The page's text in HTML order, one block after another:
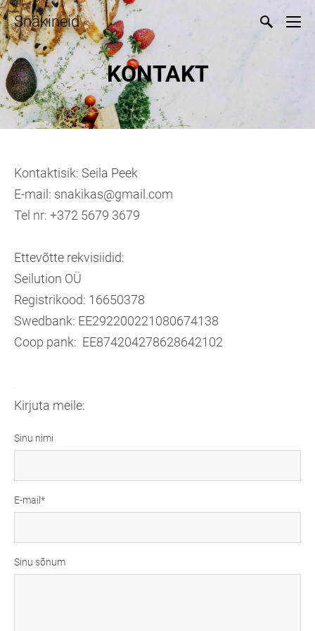
Snäkineid
KONTAKT
Kontaktisik: Seila Peek
E-mail: snakikas@gmail.com
Tel nr: +372 5679 3679
Ettevõtte rekvisiidid:
Seilution OÜ
Registrikood: 16650378
Swedbank: EE292200221080674138
Coop pank: EE874204278628642102
.
Kirjuta meile:
Sinu nimi
E-mail
Sinu sõnum